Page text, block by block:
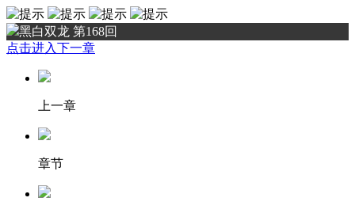
黑白双龙 第168回
点击进入下一章
上一章
章节